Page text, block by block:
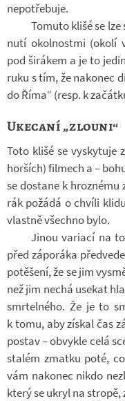
ne­po­tře­buje.
To­muto klišé se
nutí okol­nostmi (okolí
pod ši­rá­kem a je to
ruku s tím, že na­ko­nec
do Říma“ (resp. k
Ukecaní „zlouni“
Toto klišé se vy­sky­tuje
hor­ších) fil­mech a –
se do­stane k
rák po­žádá o chvíli
vlastně všechno bylo.
Jinou va­ri­ací na
před zá­po­ráka
po­tě­šení, že se jim
než jim nechá use­kat
smr­tel­ného. Že je to
k tomu, aby zís­kal čas
po­stav – ob­vykle celá
sta­lém zmatku poté,
vám na­ko­nec nikdo
který se ukryl na